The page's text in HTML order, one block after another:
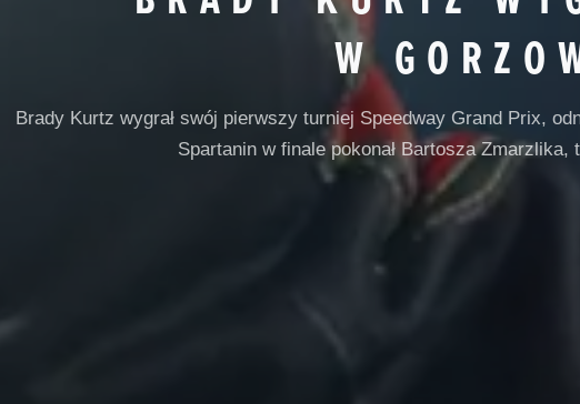
W
Brady Kurtz wygrał swój pierwszy turniej Speedway Grand Prix,
Spartanin w finale pokonał Bartosza Zmarzlika,